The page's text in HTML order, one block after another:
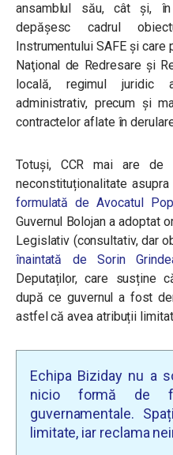
ansamblul său, cât şi,
depăşesc cadrul
Instrumentului SAFE şi
Naţional de Redresare şi
locală, regimul juridic
administrativ, precum şi
contractelor aflate în
Totuși, CCR mai are
neconstituționalitate asupra
formulată deAvocatul
Guvernul Bolojan a adoptat
Legislativ (consultativ, dar
înaintată de Sorin
Deputaților, care susține
după ce guvernul a fost
astfel că avea atribuții
Echipa Biziday nu a
nicio formă de
guvernamentale.
limitate, iar reclama